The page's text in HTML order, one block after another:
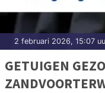
2 februari 2026, 15:07
GETUIGEN